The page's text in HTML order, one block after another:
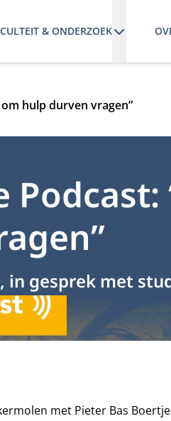
& ONDERZOEK
hulp durven vragen”
in gesprek met
met Pieter Bas